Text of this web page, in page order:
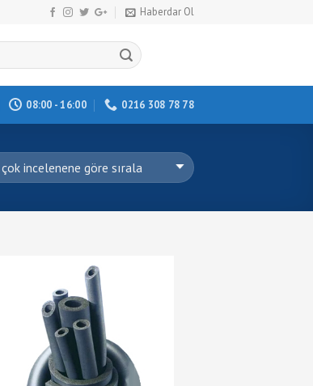
Haberdar Ol
08:00 - 16:00 0216 308 78 78